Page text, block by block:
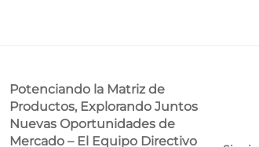
Potenciando la Matriz de
Productos, Explorando Juntos
Nuevas Oportunidades de
Mercado – El Equipo Directivo